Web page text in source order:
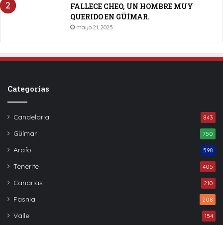
FALLECE CHEO, UN HOMBRE MUY
QUERIDO EN GÜÍMAR.
mayo 21, 2025
Categorías
Candelaria 843
Güímar 750
Arafo 598
Tenerife 405
Canarias 210
Fasnia 208
Valle 154